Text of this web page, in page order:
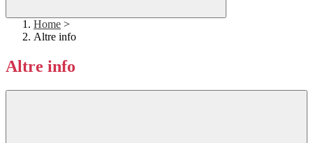
Home >
Altre info
Altre info